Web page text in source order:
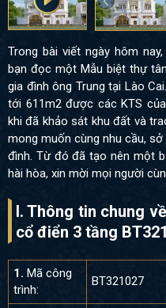
Trong bài viết ngày hôm
bạn đọc một Mẫu biệt thự
gia đình ông Trung tại Lào
tới 611m2 được các KTS
khi đã khảo sát khu đất và
mong muốn cùng nhu cầu,
đình. Từ đó đã tạo nên một
hài hòa, xin mời mọi người
I. Thông tin chung
cổ điển 3 tầng
1. Mã công
trình:
BT321027